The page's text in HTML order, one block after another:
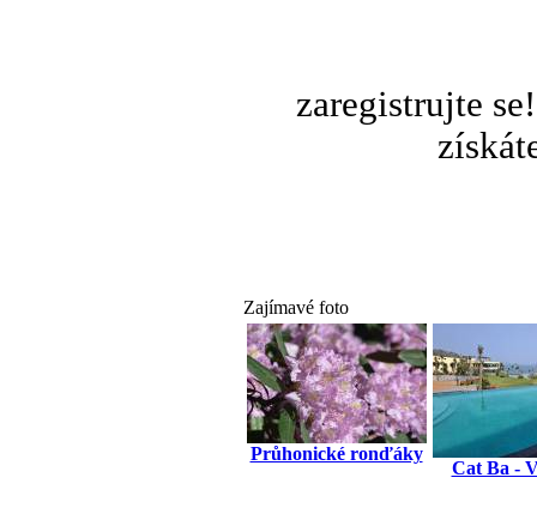
zaregistrujte
Zajímavé foto
Průhonické ronďáky
Cat Ba -